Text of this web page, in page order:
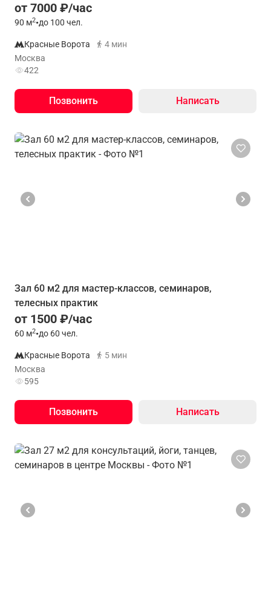
от 7000 ₽/час
90 м2•до 100 чел.
Красные Ворота
4 мин
Москва
422
Позвонить Написать
Зал 60 м2 для мастер-классов, семинаров,
телесных практик
от 1500 ₽/час
60 м2•до 60 чел.
Красные Ворота
5 мин
Москва
595
Позвонить Написать